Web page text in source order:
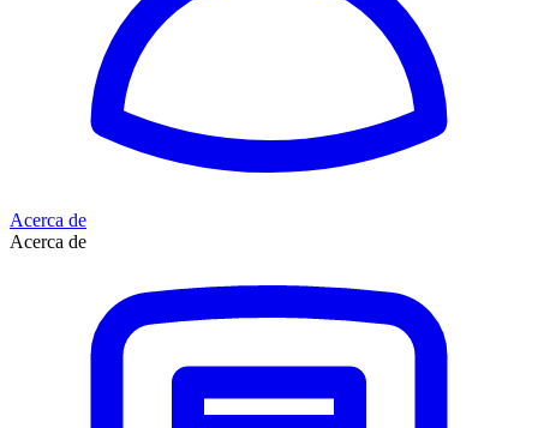
Acerca de
Acerca de